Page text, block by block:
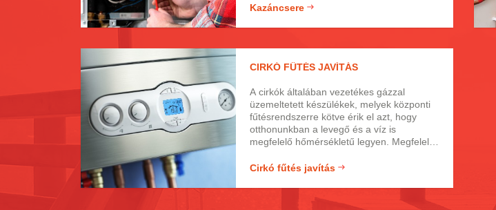
modernebb gazdaságosabb berendezésre.
szolgálatot nem érdemes tovább várni
ez a téli hideg időszakokban.
Kazáncsere
CIRKÓ FŰTÉS JAVÍTÁS
A cirkók általában vezetékes gázzal
üzemeltetett készülékek, melyek központi
fűtésrendszerre kötve érik el azt, hogy
otthonunkban a levegő és a víz is
megfelelő hőmérsékletű legyen. Megfelelő
esetében nem gyakori a meghibásodás,
ügyféllel, aki nem veszi elég komolyan a
rendszeres karbantartási munkálatok
Cirkó fűtés javítás